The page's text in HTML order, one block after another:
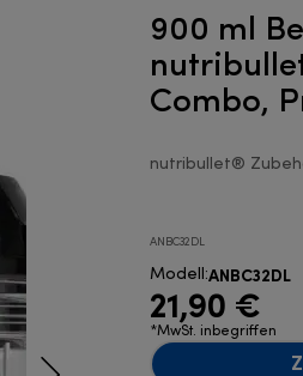
900 ml
Combo,
nutribullet®
ANBC32DL
Modell :ANBC32DL
21,90 €
*MwSt. inbegriffen